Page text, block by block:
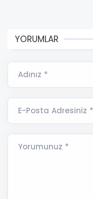
YORUMLAR
Adınız *
E-Posta Adresiniz *
Yorumunuz *